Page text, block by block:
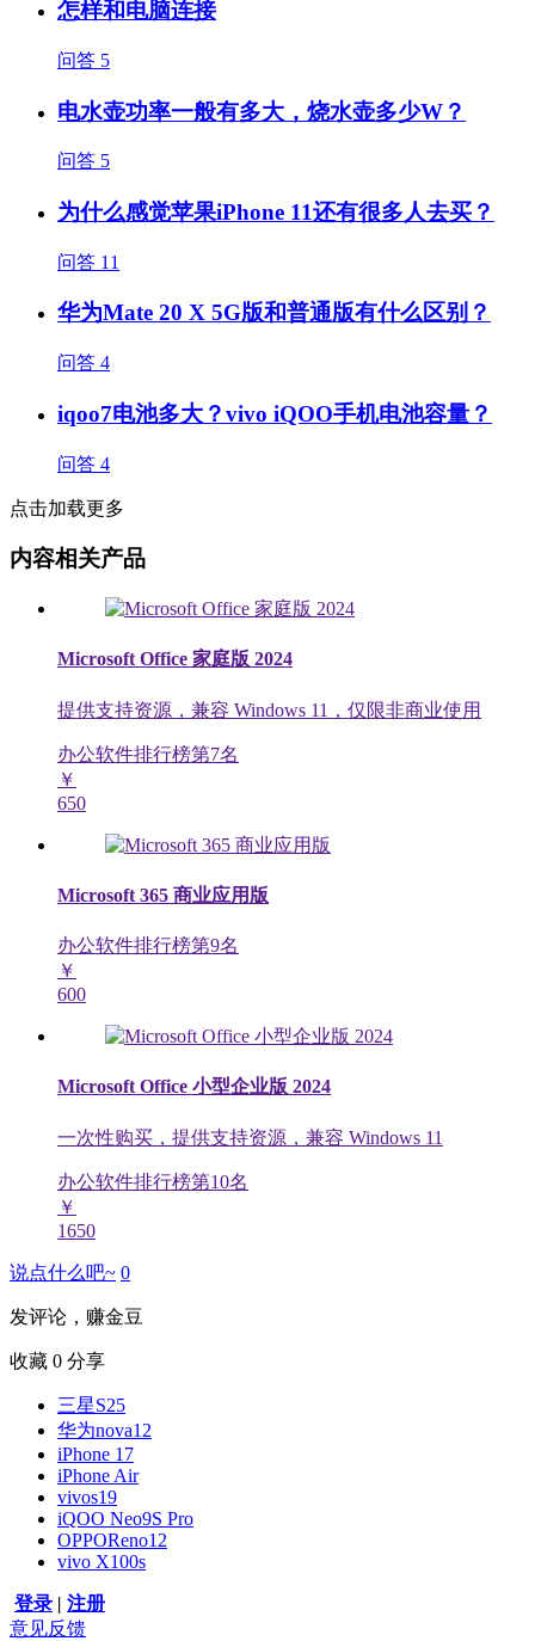
怎样和电脑连接
问答 5
电水壶功率一般有多大，烧水壶多少W？
问答 5
为什么感觉苹果iPhone 11还有很多人去买？
问答 11
华为Mate 20 X 5G版和普通版有什么区别？
问答 4
iqoo7电池多大？vivo iQOO手机电池容量？
问答 4
点击加载更多
内容相关产品
Microsoft Office 家庭版 2024
提供支持资源，兼容 Windows 11，仅限非商业使用
办公软件排行榜第7名
￥
650
Microsoft 365 商业应用版
办公软件排行榜第9名
￥
600
Microsoft Office 小型企业版 2024
一次性购买，提供支持资源，兼容 Windows 11
办公软件排行榜第10名
￥
1650
说点什么吧~ 0
发评论，赚金豆
收藏 0 分享
三星S25
华为nova12
iPhone 17
iPhone Air
vivos19
iQOO Neo9S Pro
OPPOReno12
vivo X100s
登录 | 注册
意见反馈